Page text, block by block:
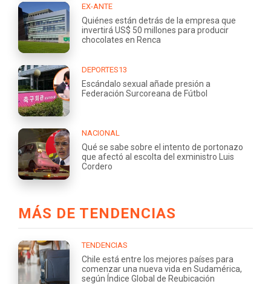
EX-ANTE
Quiénes están detrás de la empresa que
invertirá US$ 50 millones para producir
chocolates en Renca
DEPORTES13
Escándalo sexual añade presión a
Federación Surcoreana de Fútbol
NACIONAL
Qué se sabe sobre el intento de portonazo
que afectó al escolta del exministro Luis
Cordero
MÁS DE TENDENCIAS
TENDENCIAS
Chile está entre los mejores países para
comenzar una nueva vida en Sudamérica,
según Índice Global de Reubicación